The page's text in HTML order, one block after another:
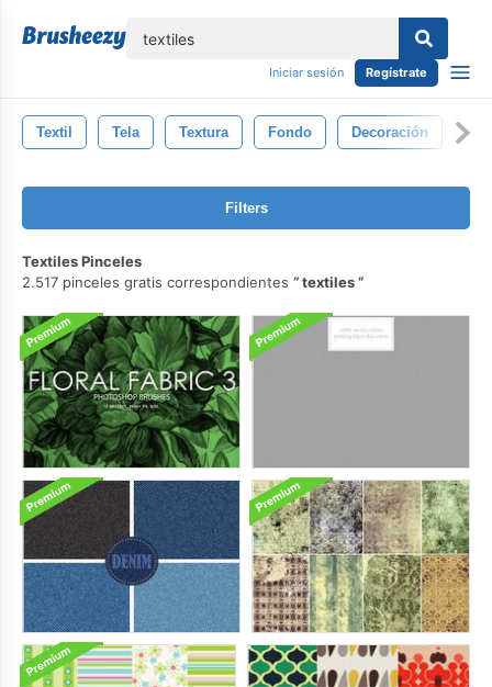
Iniciar sesión Regístrate
Textil Tela Textura Fondo Decoración
Filters
Textiles Pinceles
2.517 pinceles gratis correspondientes
textiles